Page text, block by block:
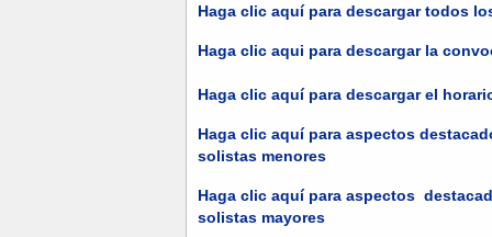
Haga clic aquí para descargar todos
Haga clic aqui para descargar la
Haga clic aquí para descargar el
Haga clic aquí para aspectos
solistas menores
Haga clic aquí para aspectos
solistas mayores